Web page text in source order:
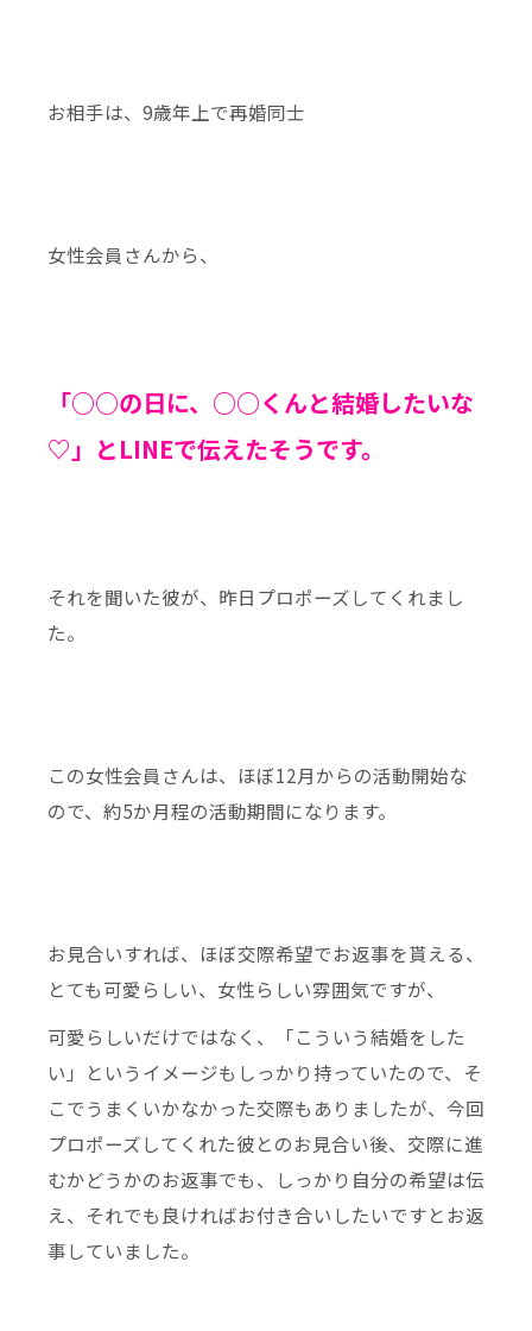
お相手は、9歳年上で再婚同士
女性会員さんから、
「○○の日に、○○くんと結婚したいな
♡」とLINEで伝えたそうです。
それを聞いた彼が、昨日プロポーズしてくれまし
た。
この女性会員さんは、ほぼ12月からの活動開始な
ので、約5か月程の活動期間になります。
お見合いすれば、ほぼ交際希望でお返事を貰える、
とても可愛らしい、女性らしい雰囲気ですが、
可愛らしいだけではなく、「こういう結婚をした
い」というイメージもしっかり持っていたので、そ
こでうまくいかなかった交際もありましたが、今回
プロポーズしてくれた彼とのお見合い後、交際に進
むかどうかのお返事でも、しっかり自分の希望は伝
え、それでも良ければお付き合いしたいですとお返
事していました。